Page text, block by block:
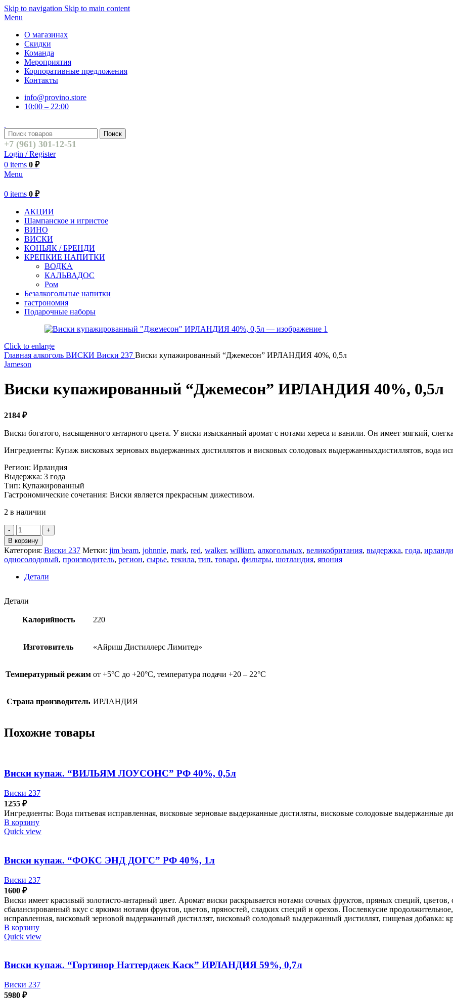
Skip to navigation Skip to main content
Menu
О магазинах
Скидки
Команда
Мероприятия
Корпоративные предложения
Контакты
info@provino.store
10:00 – 22:00
Поиск
+7 (961) 301-12-51
Login / Register
0 items 0 ₽
Menu
0 items 0 ₽
АКЦИИ
Шампанское и игристое
ВИНО
ВИСКИ
КОНЬЯК / БРЕНДИ
КРЕПКИЕ НАПИТКИ
ВОДКА
КАЛЬВАДОС
Ром
Безалкогольные напитки
гастрономия
Подарочные наборы
Click to enlarge
Главная алкоголь ВИСКИ Виски 237 Виски купажированный “Джемесон” ИРЛАНДИЯ 40%, 0,5л
Jameson
Виски купажированный “Джемесон” ИРЛАНДИЯ 40%, 0,5л
2184 ₽
Виски богатого, насыщенного янтарного цвета. У виски изысканный аромат с нотами хереса и ванили. Он имеет мягкий,
Ингредиенты: Купаж висковых зерновых выдержанных дистиллятов и висковых солодовых выдержанныхдистиллятов, вода
Регион: Ирландия
Выдержка: 3 года
Тип: Купажированный
Гастрономические сочетания: Виски является прекрасным дижестивом.
2 в наличии
Количество
товара
Виски
купажированный
"Джемесон"
ИРЛАНДИЯ
40%,
В корзину
Категория: Виски 237 Метки: jim beam, johnnie, mark, red, walker, william, алкогольных, великобритания, выдержка, года,
односолодовый, производитель, регион, сырье, текила, тип, товара, фильтры, шотландия, япония
Детали
Детали
Калорийность 220
Изготовитель «Айриш Дистиллерс Лимитед»
Температурный режим от +5°С до +20°С, температура подачи +20 – 22°С
Страна производитель ИРЛАНДИЯ
Похожие товары
Виски купаж. “ВИЛЬЯМ ЛОУСОНС” РФ 40%, 0,5л
Виски 237
1255 ₽
Ингредиенты: Вода питьевая исправленная, висковые зерновые выдержанные дистиляты, висковые солодовые выдержанные
В корзину
Quick view
Виски купаж. “ФОКС ЭНД ДОГС” РФ 40%, 1л
Виски 237
1600 ₽
Виски имеет красивый золотисто-янтарный цвет. Аромат виски раскрывается нотами сочных фруктов, пряных специй,
сбалансированный вкус с яркими нотами фруктов, цветов, пряностей, сладких специй и орехов. Послевкусие
исправленная, висковый зерновой выдержанный дистиллят, висковый солодовый выдержанный дистиллят, пищевая добавка:
В корзину
Quick view
Виски купаж. “Гортинор Наттерджек Каск” ИРЛАНДИЯ 59%, 0,7л
Виски 237
5980 ₽